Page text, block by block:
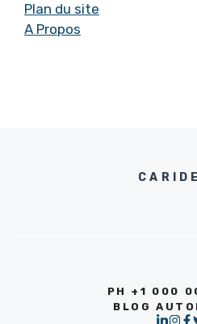
Plan du site
A Propos
PH +1 000
BLOG